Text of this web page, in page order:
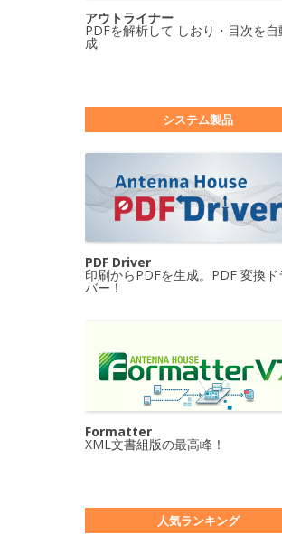
アウトライナー
PDFを解析して しおり・目次を自
成
システム製品
PDF Driver
印刷からPDFを生成。PDF 変換ド
バー！
Formatter
XML文書組版の最高峰！
人気ランキング